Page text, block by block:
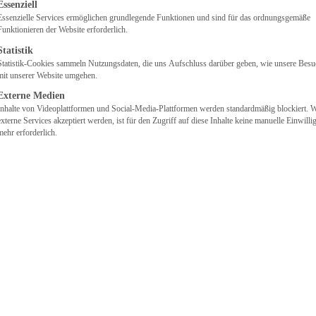
Services ermöglichen grundlegende Funktionen und sind für das ordnungsgemäße
der Website erforderlich.
Cookies sammeln Nutzungsdaten, die uns Aufschluss darüber geben, wie unsere
unserer Website umgehen.
Medien
von Videoplattformen und Social-Media-Plattformen werden standardmäßig blockiert.
Services akzeptiert werden, ist für den Zugriff auf diese Inhalte keine manuelle
erforderlich.